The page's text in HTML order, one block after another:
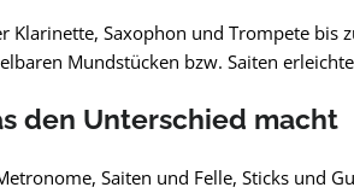
Klarinette, Saxophon und Trompete bis
Mundstücken bzw. Saiten
den Unterschied macht
Saiten und Felle, Sticks und